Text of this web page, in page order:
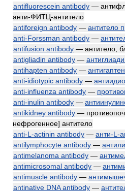
antifluorescein antibody —
анти-ФИТЦ-антитело
antiforeign antibody — антитело
anti-Forssman antibody —
antifusion antibody — антитело,
antigliadin antibody —
antihapten antibody —
anti-idiotypic antibody —
anti-influenza antibody —
anti-inulin antibody —
antikidney antibody —
нефрогенное] антитело
anti-L-actinin antibody — анти-L-
antilymphocyte antibody —
antimelanoma antibody —
antimicrosomal antibody —
antimuscle antibody —
antinative DNA antibody —